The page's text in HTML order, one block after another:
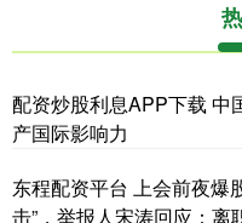
配资炒股利息APP下载 中
产国际影响力
东程配资平台 上会前夜爆
击”，举报人宋涛回应：离